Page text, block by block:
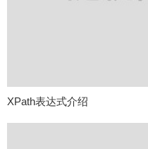
XPath表达式介绍